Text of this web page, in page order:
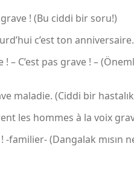
! (Bu ciddi bir soru!)
c’est ton
! – C’est pas grave ! –
maladie. (Ciddi bir
les hommes à la voix
-familier- (Dangalak mısın